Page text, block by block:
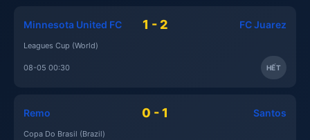
Minnesota United FC 1 - 2 FC Juarez
Leagues Cup (World)
08-05 00:30 HẾT
Remo 0 - 1 Santos
Copa Do Brasil (Brazil)